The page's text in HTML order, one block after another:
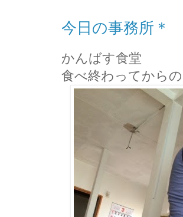
今日の事務所＊
かんばす食堂
食べ終わってから